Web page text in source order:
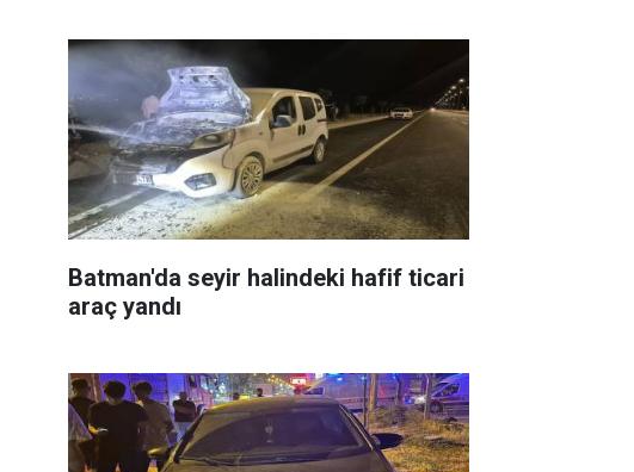
Batman'da seyir halindeki hafif ticari
araç yandı